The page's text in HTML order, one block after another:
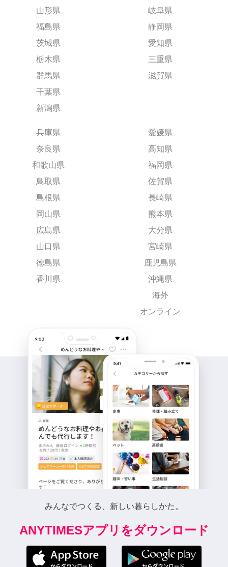
山形県
福島県
茨城県
栃木県
群馬県
千葉県
新潟県
岐阜県
静岡県
愛知県
三重県
滋賀県
兵庫県
奈良県
和歌山県
鳥取県
島根県
岡山県
広島県
山口県
徳島県
香川県
愛媛県
高知県
福岡県
佐賀県
長崎県
熊本県
大分県
宮崎県
鹿児島県
沖縄県
海外
オンライン
みんなでつくる、新しい暮らしかた。
ANYTIMESアプリをダウンロード